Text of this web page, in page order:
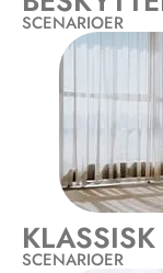
SCENARIOER
KLASSISK
SCENARIOER